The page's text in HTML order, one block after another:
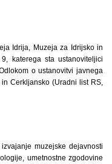
Idrija, Muzeja za Idrijsko in
katerega sta ustanoviteljici
o ustanovitvi javnega
Cerkljansko (Uradni list RS,
muzejske dejavnosti
umetnostne zgodovine